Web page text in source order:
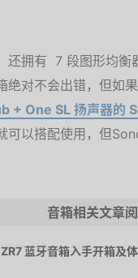
还拥有 7 段图形均衡
绝对不会出错，但如
+ One SL 扬声器的
可以搭配使用，但
音箱相关文章
蓝牙音箱入手开箱及